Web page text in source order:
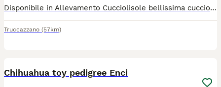
Disponibile in Allevamento Cucciolisole bellissima cucciola di chihuahua sia femmina che maschio. La cucciola avrà doppia sverminazione, primo e secondo vaccino, libretto sanitario e visita veterinaria, microchip con relativo passaggio di proprietà e trattamento antiparassitario, PEDIGREE ENCI. Sarà abituata all'uso della traversina igienica e socializzata con altri cani e gatti. Cresce in famiglia giocando con bambini... Per info e video anche whatapp al 329 6954062
Truccazzano (57km)
Chihuahua toy pedigree Enci